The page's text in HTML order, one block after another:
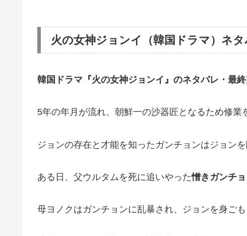
火の女神ジョンイ（韓国ドラマ）ネ
韓国ドラマ『火の女神ジョンイ』のネタバレ・最
5年の年月が流れ、朝鮮一の沙器匠となるため修業
ジョンの存在と才能を知ったガンチョンはジョン
ある日、父ウルタムを死に追いやった憎きガンチ
母ヨノクはガンチョンに乱暴され、ジョンを身ごも